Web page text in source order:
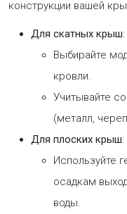
конструкции вашей
Для скатных крыш:
Выбирайте
кровли.
Учитывайте
(металл,
Для плоских крыш:
Используйте
осадкам
воды.